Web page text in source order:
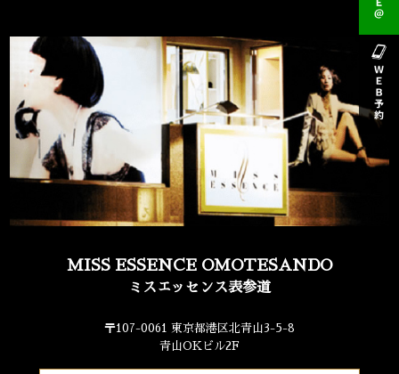
MISS ESSENCE OMOTESANDO
ミスエッセンス表参道
〒107-0061 東京都港区北青山3-5-8
青山OKビル2F